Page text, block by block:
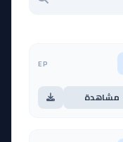
EP
مشاهدة